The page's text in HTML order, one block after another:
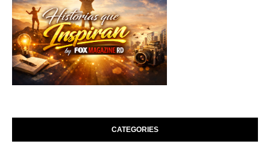
CATEGORIES